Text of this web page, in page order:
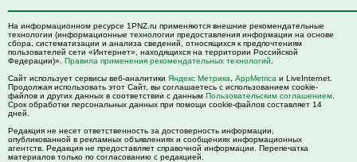
На информационном ресурсе 1PNZ.ru применяются внешние рекомендательные
технологии (информационные технологии предоставления информации на основе
сбора, систематизации и анализа сведений, относящихся к предпочтениям
пользователей сети «Интернет», находящихся на территории Российской
Федерации)». Правила применения рекомендательных технологий
Сайт использует сервисы веб-аналитики Яндекс Метрика AppMetrica и LiveInternet.
Продолжая использовать этот Сайт, вы соглашаетесь с использованием cookie-
файлов и других данных в соответствии с данным Пользовательским соглашением
Срок обработки персональных данных при помощи cookie-файлов составляет 14
дней.
Редакция не несет ответственность за достоверность информации,
опубликованной в рекламных объявлениях и сообщениях информационных
агентств. Редакция не предоставляет справочной информации. Перепечатка
материалов только по согласованию с редакцией.